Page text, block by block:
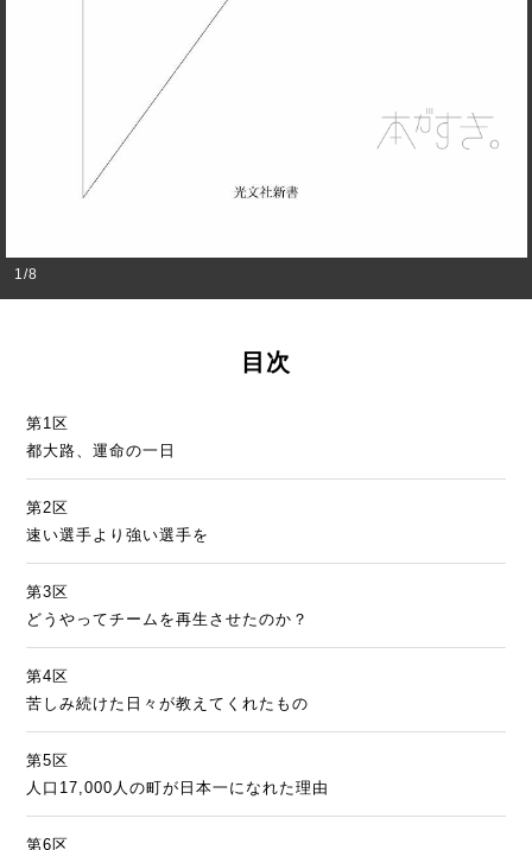
1/8
目次
第1区
都大路、運命の一日
第2区
速い選手より強い選手を
第3区
どうやってチームを再生させたのか？
第4区
苦しみ続けた日々が教えてくれたもの
第5区
人口17,000人の町が日本一になれた理由
第6区